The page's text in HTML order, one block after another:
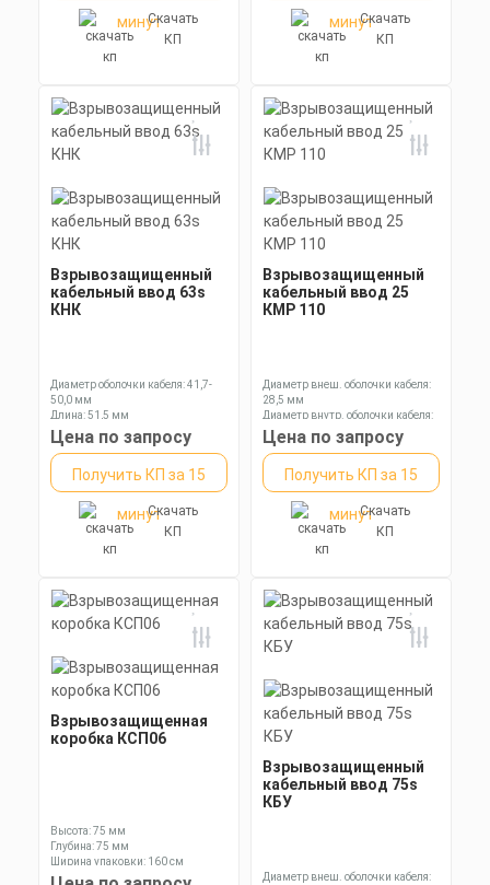
минутСкачать
КП
минутСкачать
КП
Взрывозащищенный
кабельный ввод 63s
КНК
Диаметр оболочки кабеля: 41,7-
50,0 мм
Длина: 51,5 мм
Ключ: 70 мм
Цена по запросу
Получить КП за 15
минутСкачать
КП
Взрывозащищенный
кабельный ввод 25
КМР 110
Диаметр внеш. оболочки кабеля:
28,5 мм
Диаметр внутр. оболочки кабеля:
22,3 мм
Диаметр оболочки кабеля: 11,3-
19,0 мм
Цена по запросу
Получить КП за 15
минутСкачать
КП
Взрывозащищенная
коробка КСП06
Высота: 75 мм
Глубина: 75 мм
Ширина упаковки: 160 см
Взрывозащищенный
кабельный ввод 75s
КБУ
Диаметр внеш. оболочки кабеля: